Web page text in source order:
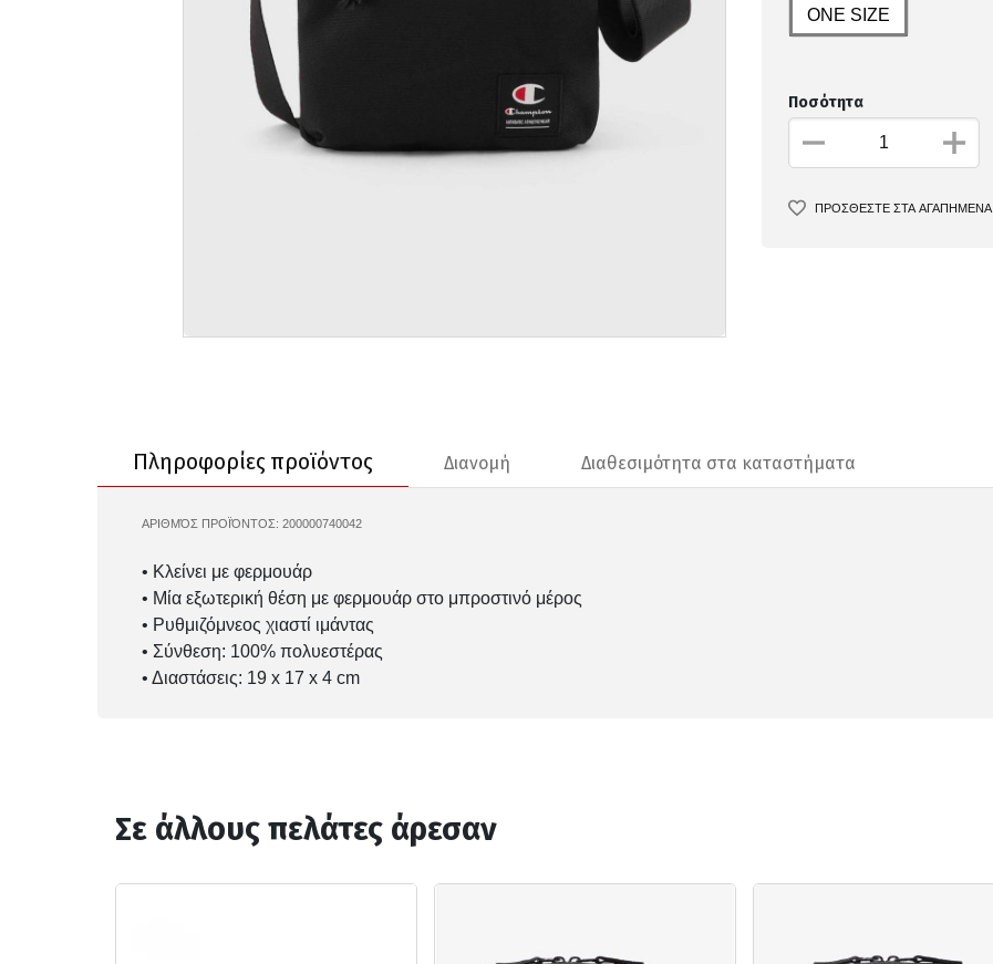
ONE SIZE
Ποσότητα
ΠΡΟΣΘΕΣΤΕ ΣΤΑ ΑΓΑΠΗΜΕΝΑ
Πληροφορίες προϊόντος Διανομή Διαθεσιμότητα στα καταστήματα
ΑΡΙΘΜΌΣ ΠΡΟΪΌΝΤΟΣ: 200000740042
• Κλείνει με φερμουάρ
• Μία εξωτερική θέση με φερμουάρ στο μπροστινό μέρος
• Ρυθμιζόμνεος χιαστί ιμάντας
• Σύνθεση: 100% πολυεστέρας
• Διαστάσεις: 19 x 17 x 4 cm
Σε άλλους πελάτες άρεσαν